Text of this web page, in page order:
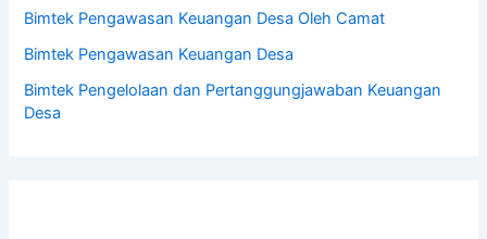
Bimtek Pengawasan Keuangan Desa Oleh Camat
Bimtek Pengawasan Keuangan Desa
Bimtek Pengelolaan dan Pertanggungjawaban Keuangan
Desa